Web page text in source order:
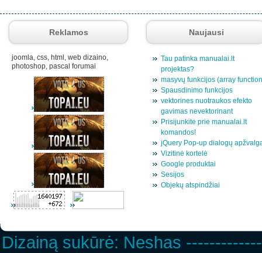
Reklamos
joomla, css, html, web dizaino,
photoshop, pascal forumai
Naujausi
Tau patinka manualai.lt
projektas?
masyvų funkcijos (array
Spausdinimo funkcijos
vektorines nuotraukos efekto
gavimas nevektorinant
Prisijunkite prie manualai.lt
komandos!
jQuery Pop-up dialogų
Vizitinė kortelė
Google produktai
Sesijos
Objekų atspindžiai
Dizainą sukūrė: Neshas